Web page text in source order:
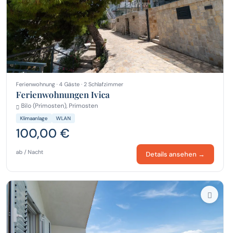
Ferienwohnung · 4 Gäste · 2 Schlafzimmer
Ferienwohnungen Ivica
Bilo (Primosten), Primosten
Klimaanlage WLAN
100,00 €
ab / Nacht Details ansehen →